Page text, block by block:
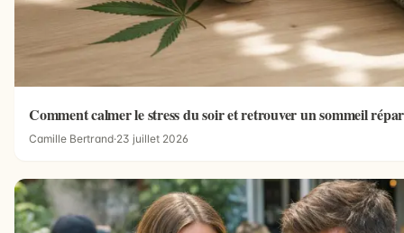
Comment calmer le stress du soir et retrouver un sommeil
Camille Bertrand·23 juillet 2026